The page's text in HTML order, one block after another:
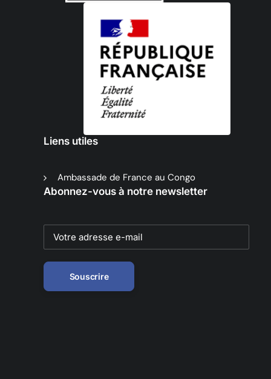
Liens utiles
Ambassade de France au Congo
Abonnez-vous à notre newsletter